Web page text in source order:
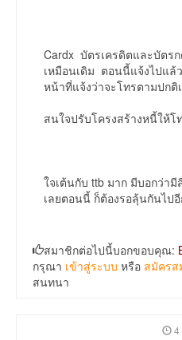
Cardx บัตรเครดิตและบัตร
เหมือนเดิม ตอนนี้แจ้งไปแล้
หน้าที่แจ้งว่าจะโทรตามปก
ในระบบ
สนใจปรับโครงสร้างหนี้ให้โ
ใจเต้นกับ ttb มาก มีบอกว่า
เลยตอนนี้ ก็ต้องรอลุ้นกันไป
สมาชิกต่อไปนี้บอกขอบคุณ:
กรุณา เข้าสู่ระบบ หรือ สมัครส
สนทนา
4